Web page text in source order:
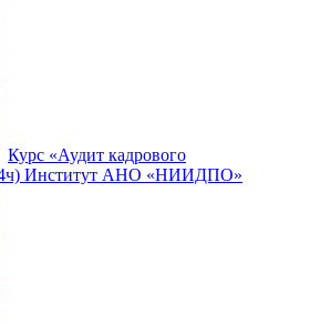
Курс «Аудит кадрового
Институт АНО «НИИДПО»